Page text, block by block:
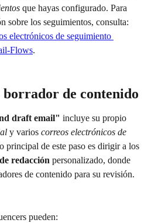
que hayas configurado. Para
sobre los seguimientos, consulta:
electrónicos de seguimiento
Flows.
de contenido
draft email" incluye su propio
y varios correos electrónicos de
principal de este paso es dirigir a los
redacción personalizado, donde
de contenido para su revisión.
pueden: